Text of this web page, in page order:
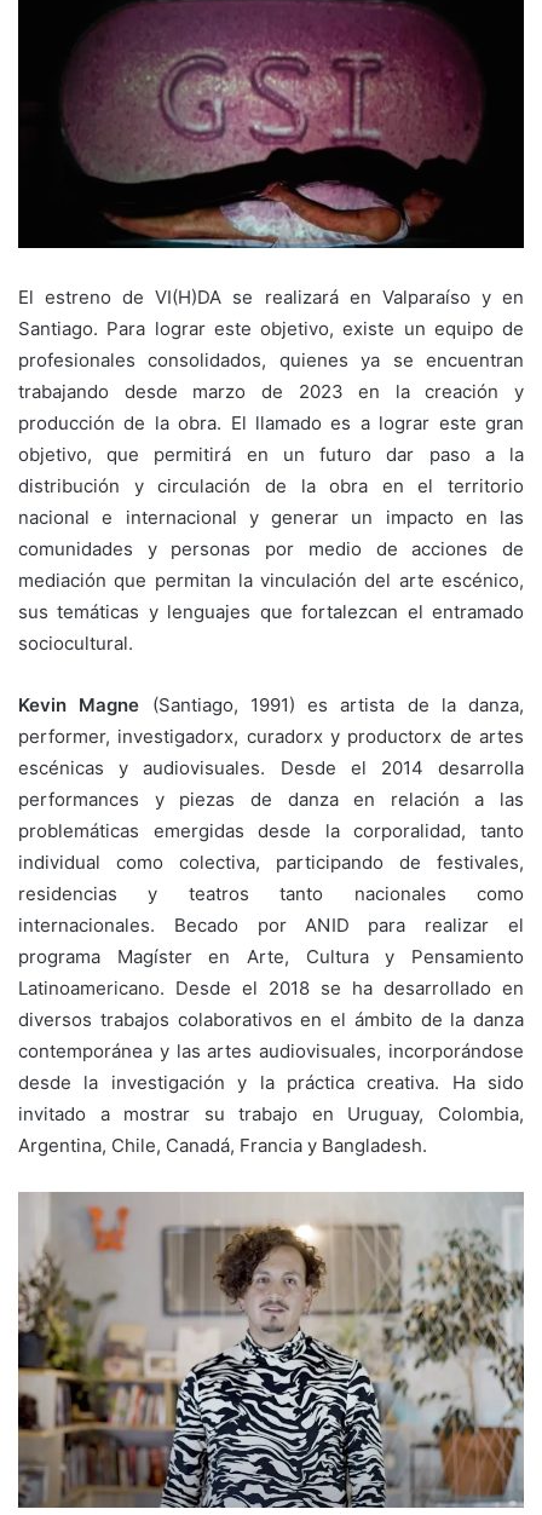
El estreno de VI(H)DA se realizará en Valparaíso y en
Santiago. Para lograr este objetivo, existe un equipo de
profesionales consolidados, quienes ya se encuentran
trabajando desde marzo de 2023 en la creación y
producción de la obra. El llamado es a lograr este gran
objetivo, que permitirá en un futuro dar paso a la
distribución y circulación de la obra en el territorio
nacional e internacional y generar un impacto en las
comunidades y personas por medio de acciones de
mediación que permitan la vinculación del arte escénico,
sus temáticas y lenguajes que fortalezcan el entramado
sociocultural.
Kevin Magne (Santiago, 1991) es artista de la danza,
performer, investigadorx, curadorx y productorx de artes
escénicas y audiovisuales. Desde el 2014 desarrolla
performances y piezas de danza en relación a las
problemáticas emergidas desde la corporalidad, tanto
individual como colectiva, participando de festivales,
residencias y teatros tanto nacionales como
internacionales. Becado por ANID para realizar el
programa Magíster en Arte, Cultura y Pensamiento
Latinoamericano. Desde el 2018 se ha desarrollado en
diversos trabajos colaborativos en el ámbito de la danza
contemporánea y las artes audiovisuales, incorporándose
desde la investigación y la práctica creativa. Ha sido
invitado a mostrar su trabajo en Uruguay, Colombia,
Argentina, Chile, Canadá, Francia y Bangladesh.